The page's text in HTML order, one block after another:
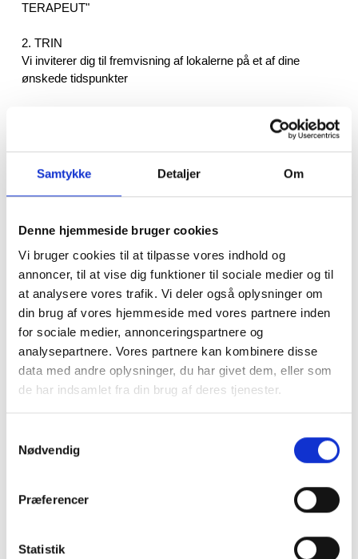
Samtykke Detaljer Om
Denne hjemmeside bruger cookies
Vi bruger cookies til at tilpasse vores indhold og
annoncer, til at vise dig funktioner til sociale medier og til
at analysere vores trafik. Vi deler også oplysninger om
din brug af vores hjemmeside med vores partnere inden
for sociale medier, annonceringspartnere og
analysepartnere. Vores partnere kan kombinere disse
data med andre oplysninger, du har givet dem, eller som
de har indsamlet fra din brug af deres tjenester.
Nødvendig
Præferencer
Statistik
TERAPEUT"
2. TRIN
Vi inviterer dig til fremvisning af lokalerne på et af dine
ønskede tidspunkter
Såfremt vores faciliteter lever op til dine behov og dit
behandlingsfelt passer ind i vores koncept,
godkendes du i vores online bookingsystem, hvorefter du frit
vil kunne booke dine tider som terapeut
NY TERAPEUT